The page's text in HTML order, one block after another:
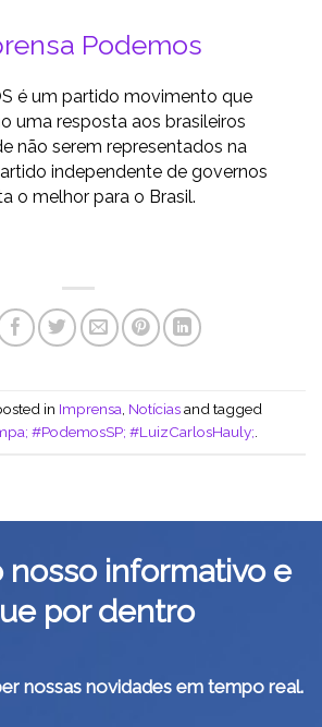
Podemos
é um partido movimento que
uma resposta aos brasileiros
não serem representados na
independente de governos
o melhor para o Brasil.
in Imprensa, Notíciasand tagged
#PodemosSP; #LuizCarlosHauly;.
nosso informativo e
por dentro
nossas novidades em tempo real.